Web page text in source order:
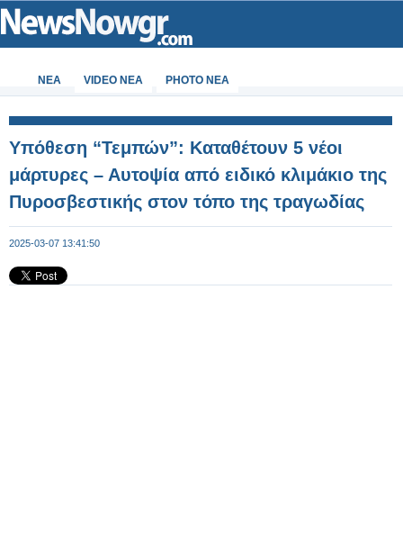
ΝΕΑ VIDEO NEA PHOTO NEA
Υπόθεση “Τεμπών”: Καταθέτουν 5 νέοι
μάρτυρες – Αυτοψία από ειδικό κλιμάκιο της
Πυροσβεστικής στον τόπο της τραγωδίας
2025-03-07 13:41:50